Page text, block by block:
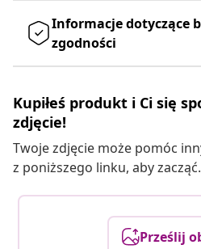
Informacje dotyczące
zgodności
Kupiłeś produkt i Ci się
zdjęcie!
Twoje zdjęcie może pomóc
z poniższego linku, aby zacząć.
Prześlij